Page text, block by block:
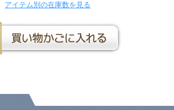
アイテム別の在庫数を見る